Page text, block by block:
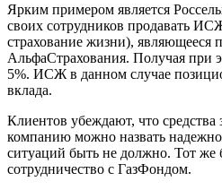
Ярким примером является
своих сотрудников продавать
страхование жизни), являющееся
АльфаСтрахования. Получая при
5%. ИСЖ в данном случае
вклада.
Клиентов убеждают, что средства
компанию можно назвать
ситуаций быть не должно. Тот же
сотрудничество с ГазФондом.